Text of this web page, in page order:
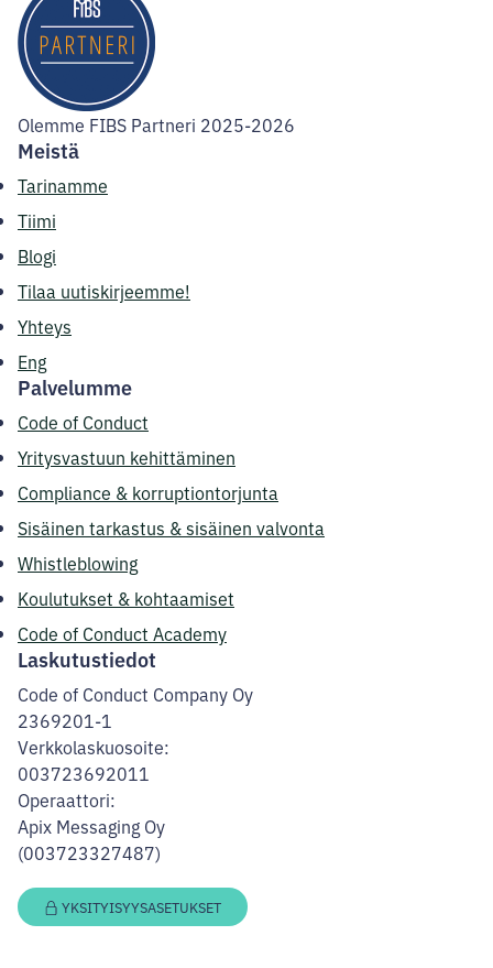
Olemme FIBS Partneri 2025-2026
Meistä
Tarinamme
Tiimi
Blogi
Tilaa uutiskirjeemme!
Yhteys
Eng
Palvelumme
Code of Conduct
Yritysvastuun kehittäminen
Compliance & korruptiontorjunta
Sisäinen tarkastus & sisäinen valvonta
Whistleblowing
Koulutukset & kohtaamiset
Code of Conduct Academy
Laskutustiedot
Code of Conduct Company Oy
2369201-1
Verkkolaskuosoite:
003723692011
Operaattori:
Apix Messaging Oy
(003723327487)
YKSITYISYYSASETUKSET